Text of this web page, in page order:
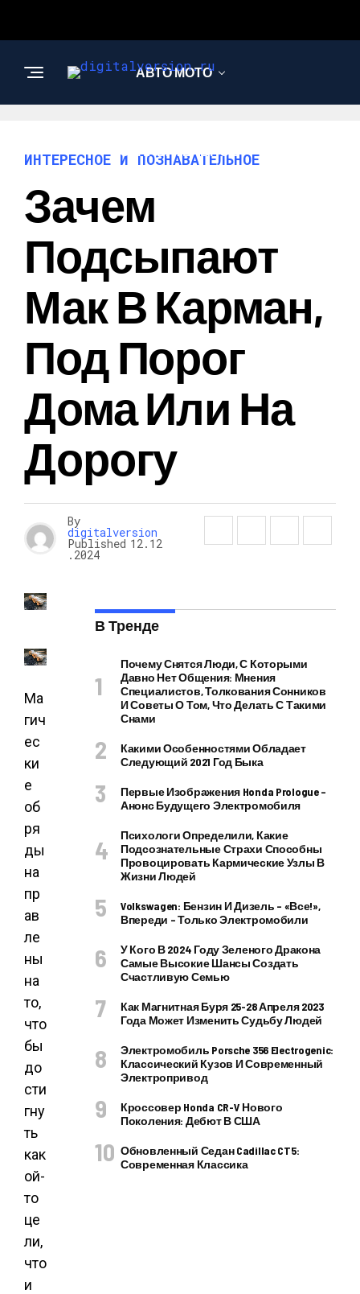
АВТО МОТО
ПОЗНАВАТЕЛЬНОЕ
ИНТЕРЕСНОЕ И ПОЗНАВАТЕЛЬНОЕ
Зачем
Подсыпают
Мак В Карман,
Под Порог
Дома Или На
Дорогу
By
digitalversion
Published 12.12
.2024
Ма
гич
ес
ки
е
об
ря
ды
на
пр
ав
ле
ны
на
то,
что
бы
до
сти
гну
ть
как
ой-
то
це
ли,
что
и
В Тренде
Почему Снятся Люди, С Которыми
Давно Нет Общения: Мнения
Специалистов, Толкования Сонников
И Советы О Том, Что Делать С Такими
Снами
Какими Особенностями Обладает
Следующий 2021 Год Быка
Первые Изображения Honda Prologue –
Анонс Будущего Электромобиля
Психологи Определили, Какие
Подсознательные Страхи Способны
Провоцировать Кармические Узлы В
Жизни Людей
Volkswagen: Бензин И Дизель – «все!»,
Впереди – Только Электромобили
У Кого В 2024 Году Зеленого Дракона
Самые Высокие Шансы Создать
Счастливую Семью
Как Магнитная Буря 25-28 Апреля 2023
Года Может Изменить Судьбу Людей
Электромобиль Porsche 356 Electrogenic:
Классический Кузов И Современный
Электропривод
Кроссовер Honda CR-V Нового
Поколения: Дебют В США
Обновленный Седан Cadillac CT5:
Современная Классика